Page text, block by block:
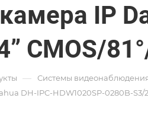
IP
CMOS/
— Системы
DH-IPC-HDW1020SP-0280B-S3/